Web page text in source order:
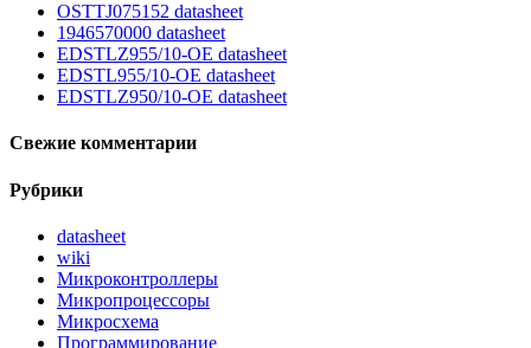
OSTTJ075152 datasheet
1946570000 datasheet
EDSTLZ955/10-OE datasheet
EDSTL955/10-OE datasheet
EDSTLZ950/10-OE datasheet
Свежие комментарии
Рубрики
datasheet
wiki
Микроконтроллеры
Микропроцессоры
Микросхема
Программирование